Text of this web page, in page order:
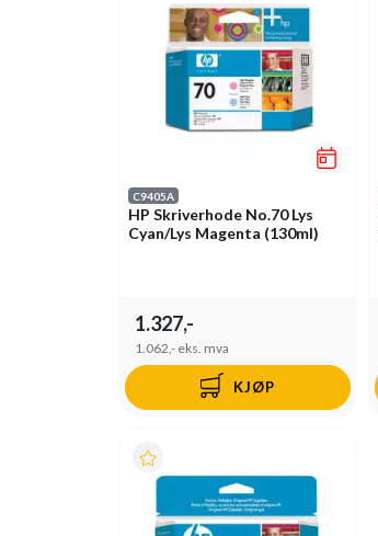
C9405A
HP Skriverhode No.70 Lys
Cyan/Lys Magenta (130ml)
1.327,-
1.062,- eks. mva
KJØP